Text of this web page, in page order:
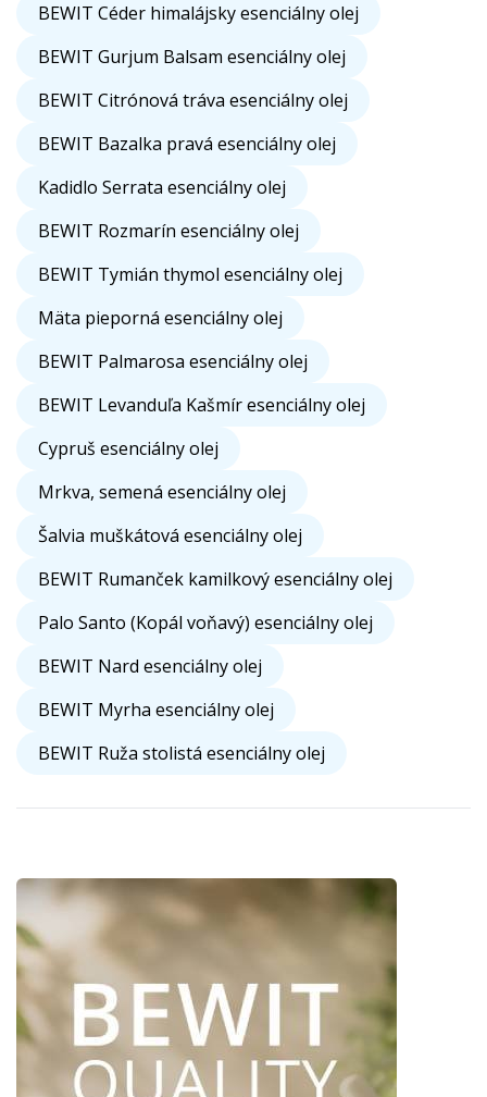
BEWIT Céder himalájsky esenciálny olej
BEWIT Gurjum Balsam esenciálny olej
BEWIT Citrónová tráva esenciálny olej
BEWIT Bazalka pravá esenciálny olej
Kadidlo Serrata esenciálny olej
BEWIT Rozmarín esenciálny olej
BEWIT Tymián thymol esenciálny olej
Mäta pieporná esenciálny olej
BEWIT Palmarosa esenciálny olej
BEWIT Levanduľa Kašmír esenciálny olej
Cypruš esenciálny olej
Mrkva, semená esenciálny olej
Šalvia muškátová esenciálny olej
BEWIT Rumanček kamilkový esenciálny olej
Palo Santo (Kopál voňavý) esenciálny olej
BEWIT Nard esenciálny olej
BEWIT Myrha esenciálny olej
BEWIT Ruža stolistá esenciálny olej